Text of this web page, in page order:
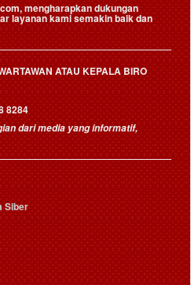
mengharapkan dukungan
layanan kami semakin baik dan
ATAU KEPALA BIRO
8284
dari media yang informatif,
Siber